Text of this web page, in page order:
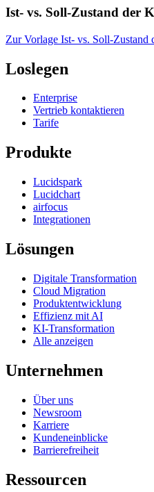
Ist- vs. Soll-Zustand der
Zur Vorlage Ist- vs. Soll-Zustand
Loslegen
Enterprise
Vertrieb kontaktieren
Tarife
Produkte
Lucidspark
Lucidchart
airfocus
Integrationen
Lösungen
Digitale Transformation
Cloud Migration
Produktentwicklung
Effizienz mit AI
KI-Transformation
Alle anzeigen
Unternehmen
Über uns
Newsroom
Karriere
Kundeneinblicke
Barrierefreiheit
Ressourcen